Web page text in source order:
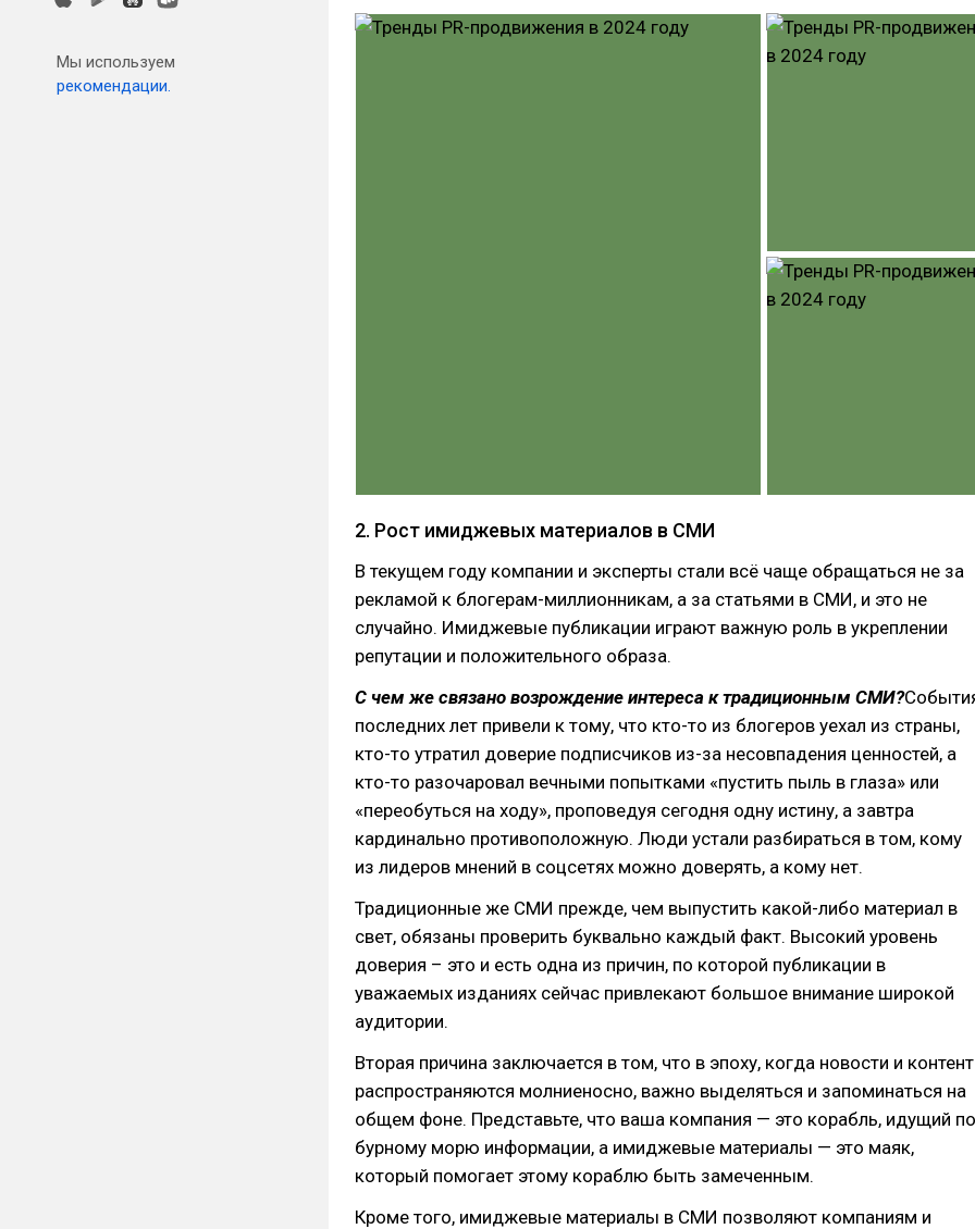
Мы используем
рекомендации.
2. Рост имиджевых материалов в СМИ
В текущем году компании и эксперты стали всё чаще обращаться не за
рекламой к блогерам-миллионникам, а за статьями в СМИ, и это не
случайно. Имиджевые публикации играют важную роль в укреплении
репутации и положительного образа.
С чем же связано возрождение интереса к традиционным СМИ?
последних лет привели к тому, что кто-то из блогеров уехал из страны,
кто-то утратил доверие подписчиков из-за несовпадения ценностей, а
кто-то разочаровал вечными попытками «пустить пыль в глаза» или
«переобуться на ходу», проповедуя сегодня одну истину, а завтра
кардинально противоположную. Люди устали разбираться в том, кому
из лидеров мнений в соцсетях можно доверять, а кому нет.
Традиционные же СМИ прежде, чем выпустить какой-либо материал в
свет, обязаны проверить буквально каждый факт. Высокий уровень
доверия – это и есть одна из причин, по которой публикации в
уважаемых изданиях сейчас привлекают большое внимание широкой
аудитории.
Вторая причина заключается в том, что в эпоху, когда новости и контент
распространяются молниеносно, важно выделяться и запоминаться на
общем фоне. Представьте, что ваша компания — это корабль, идущий по
бурному морю информации, а имиджевые материалы — это маяк,
который помогает этому кораблю быть замеченным.
Кроме того, имиджевые материалы в СМИ позволяют компаниям и